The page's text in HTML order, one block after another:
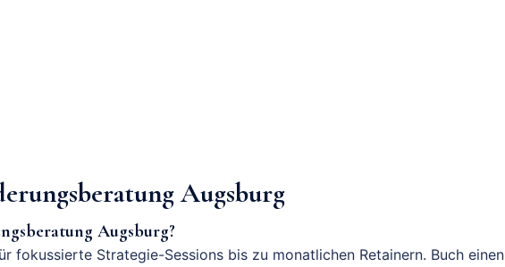
Augsburg
Augsburg?
fokussierte Strategie-Sessions bis zu monatlichen Retainern. Buch einen